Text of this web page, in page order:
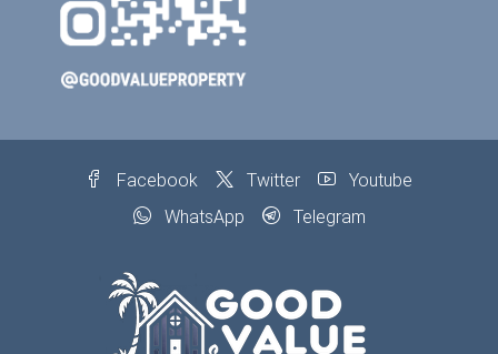
Facebook Twitter
Youtube
WhatsApp
Telegram